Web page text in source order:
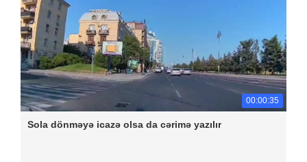
00:00:35
Sola dönməyə icazə olsa da cərimə yazılır